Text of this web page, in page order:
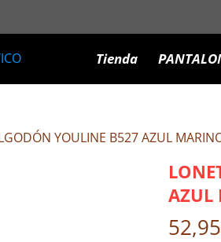
Tienda
YOULINE B527 AZUL
AZUL
52,95